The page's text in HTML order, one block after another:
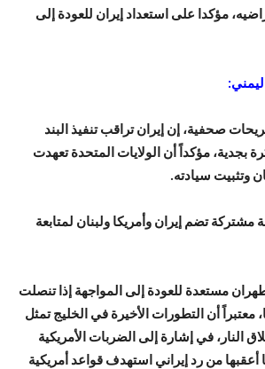
مؤكدا على استعداد إيران للعودة إلى
صحفية، إن إيران تراقب تنفيذ البند
بجدية، مؤكداً أن الولايات المتحدة تعهدت
وتثبيت سيادته.
تضم إيران وأمريكا ولبنان لمتابعة
مستعدة للعودة إلى المواجهة إذا تنصلت
معتبراً أن التطورات الأخيرة في الخليج تمثل
النار، في إشارة إلى الضربات الأمريكية
أعقبها من رد إيراني استهدف قواعد أمريكية